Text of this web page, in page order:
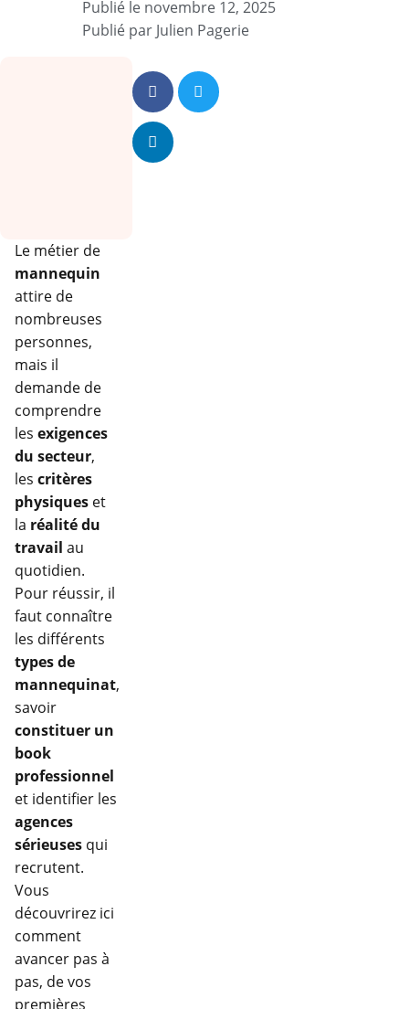
Publié le novembre 12, 2025
Publié par Julien Pagerie
Le métier de
mannequin
attire de
nombreuses
personnes,
mais il
demande de
comprendre
les exigences
du secteur,
les critères
physiques et
la réalité du
travail au
quotidien.
Pour réussir, il
faut connaître
les différents
types de
mannequinat,
savoir
constituer un
book
professionnel
et identifier les
agences
sérieuses qui
recrutent.
Vous
découvrirez ici
comment
avancer pas à
pas, de vos
premières